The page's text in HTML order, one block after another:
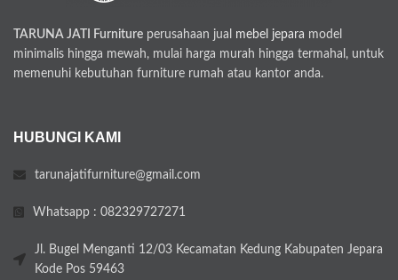
TARUNA JATI Furniture perusahaan jual mebel jepara model
minimalis hingga mewah, mulai harga murah hingga termahal, untuk
memenuhi kebutuhan furniture rumah atau kantor anda.
HUBUNGI KAMI
tarunajatifurniture@gmail.com
Whatsapp : 082329727271
Jl. Bugel Menganti 12/03 Kecamatan Kedung Kabupaten Jepara
Kode Pos 59463